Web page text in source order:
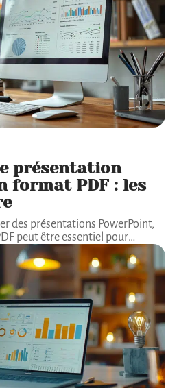
présentation
format PDF : les
des présentations PowerPoint,
peut être essentiel pour…